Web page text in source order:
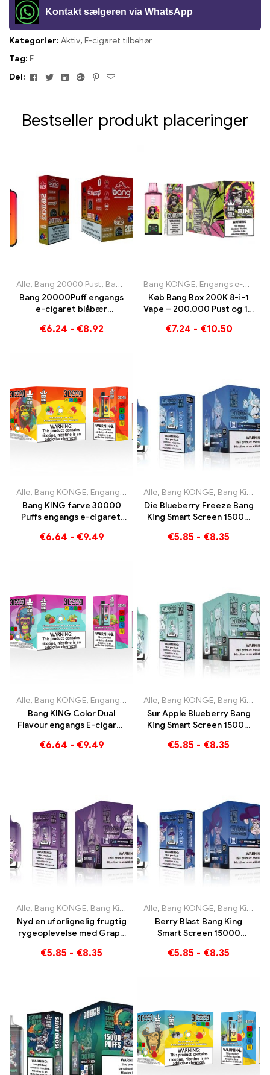
Kontakt sælgeren via WhatsApp
Kategorier: Aktiv, E-cigaret tilbehør
Tag: F
Del:
FacebookTwitterLinkedinGoogle+Pinterest
E-
Bestseller produkt placeringer
Alle, Bang 20000 Pust, Bang KONGE ,Engangs e-cigaretter,
Bang 20000Puff engangs
e-cigaret blåbær
dobbelt mesh
€6.24 - €8.92
Bang KONGE, Engangs e-cigaretter
Køb Bang Box 200K 8-i-1
Vape – 200.000 Pust og 10
€7.24 - €10.50
Alle, Bang KONGE, Engangs e-cigaretter Litauen ,Engangs e-
Bang KING farve 30000
Puffs engangs e-cigaret.
af kølig vandmelon-is og
€6.64 - €9.49
Alle, Bang KONGE, Bang King Smart skærm 15000 Puff
Die Blueberry Freeze Bang
King Smart Screen 15000
€5.85 - €8.35
Alle, Bang KONGE, Engangs e-cigaretter Litauen ,Engangs e-
Bang KING Color Dual
Flavour engangs E-cigaret
smag med Strawberry
€6.64 - €9.49
Alle, Bang KONGE, Bang King Smart skærm 15000 Puff
Sur Apple Blueberry Bang
King Smart Screen 15000
vaping-oplevelse fuld af
€5.85 - €8.35
Alle, Bang KONGE, Bang King Smart skærm 15000 Puff ,Engangs
Nyd en uforlignelig frugtig
rygeoplevelse med Grape
Screen 15000 Puff
€5.85 - €8.35
Alle, Bang KONGE, Bang King Smart skærm 15000 Puff
Berry Blast Bang King
Smart Screen 15000
engangs e-cigaret
€5.85 - €8.35